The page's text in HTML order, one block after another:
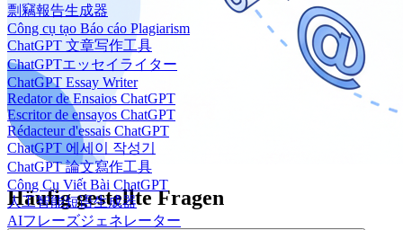
剽竊報告生成器
Công cụ tạo Báo cáo Plagiarism
ChatGPT 文章写作工具
ChatGPTエッセイライター
ChatGPT Essay Writer
Redator de Ensaios ChatGPT
Escritor de ensayos ChatGPT
Rédacteur d'essais ChatGPT
ChatGPT 에세이 작성기
ChatGPT 論文寫作工具
Công Cụ Viết Bài ChatGPT
人工智能短语生成器
AIフレーズジェネレーター
Häufig gestellte Fragen